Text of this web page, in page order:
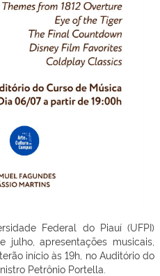
Federal do Piauí (UFPI)
apresentações musicais,
início às 19h, no Auditório do
Petrônio Portella.